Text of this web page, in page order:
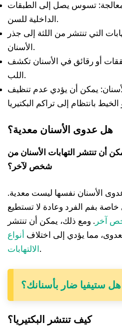
تسوس يصل إلى الطبقات
الداخلية للسن.
التي تنتشر من اللثة إلى جذر
الأسنان.
أو رقائق في الأسنان تكشف
اللب.
يمكن أن يؤدي عدم تنظيف
هل عدوى الأسنان معدية؟
أن تنتشر التهابات الأسنان من
شخص لآخر؟
عدوى الأسنان نفسها ليست معدية.
خاصة بفم الفرد وعادة لا تستطيع
آخر . ومع ذلك، يمكن أن تنتشر
مما يؤدي إلى اختلاف
أنواع
الالتهابات .
هل ستيفيا ضار بأسنانك؟
كيف تنتشر البكتيريا؟